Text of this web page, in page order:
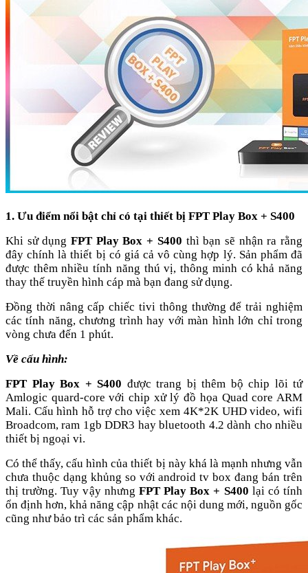
1. Ưu điểm nổi bật chỉ có tại thiết bị FPT Play Box + S400
Khi sử dụngFPT Play Box + S400 thì bạn sẽ nhận ra rằng
đây chính là thiết bị có giá cả vô cùng hợp lý. Sản phẩm đã
được thêm nhiều tính năng thú vị, thông minh có khả năng
thay thế truyền hình cáp mà bạn đang sử dụng.
Đồng thời nâng cấp chiếc tivi thông thường để trải nghiệm
các tính năng, chương trình hay với màn hình lớn chỉ trong
vòng chưa đến 1 phút.
Về cấu hình:
FPT Play Box + S400 được trang bị thêm bộ chip lõi tứ
Amlogic quard-core với chip xử lý đồ họa Quad core ARM
Mali. Cấu hình hỗ trợ cho việc xem 4K*2K UHD video, wifi
Broadcom, ram 1gb DDR3 hay bluetooth 4.2 dành cho nhiều
thiết bị ngoại vi.
Có thể thấy, cấu hình của thiết bị này khá là mạnh nhưng vẫn
chưa thuộc dạng khủng so với android tv box đang bán trên
thị trường. Tuy vậy nhưng FPT Play Box + S400 lại có tính
ổn định hơn, khả năng cập nhật các nội dung mới, nguồn gốc
cũng như bảo trì các sản phẩm khác.